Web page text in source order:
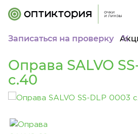
Записаться на проверку
Оправа SALVO
c.40